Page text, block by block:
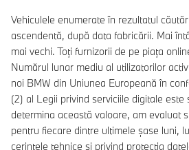
Vehiculele enumerate în rezultatul
ascendentă, după data fabricării. Mai
mai vechi. Toți furnizorii de pe piața
Numărul lunar mediu al utilizatorilor
noi BMW din Uniunea Europeană în
(2) al Legii privind serviciile digitale
determina această valoare, am evaluat
pentru fiecare dintre ultimele șase luni,
cerințele tehnice și privind protecția